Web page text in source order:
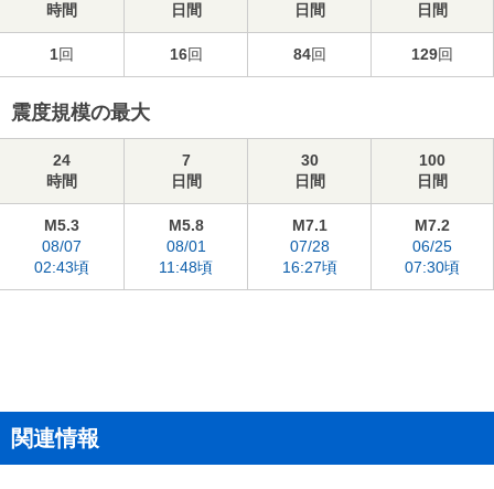
時間
日間
日間
日間
1回 16回 84回 129回
震度規模の最大
24
時間
7
日間
30
日間
100
日間
M5.3
08/07
02:43頃
M5.8
08/01
11:48頃
M7.1
07/28
16:27頃
M7.2
06/25
07:30頃
関連情報